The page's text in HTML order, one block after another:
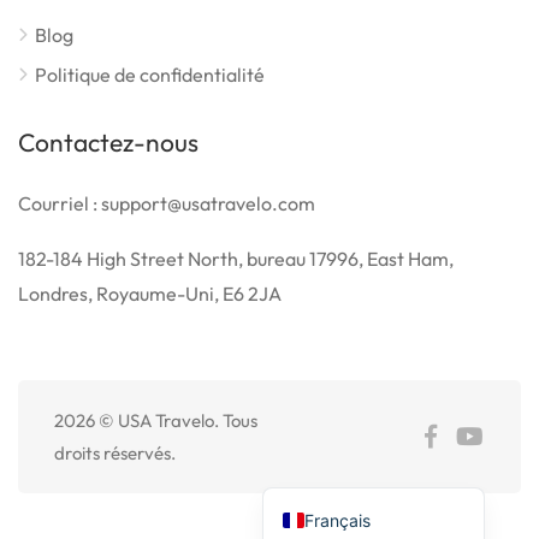
Blog
Politique de confidentialité
Contactez-nous
Courriel : support@usatravelo.com
182-184 High Street North, bureau 17996, East Ham,
Londres, Royaume-Uni, E6 2JA
2026 © USA Travelo. Tous
droits réservés.
Français
Español de México